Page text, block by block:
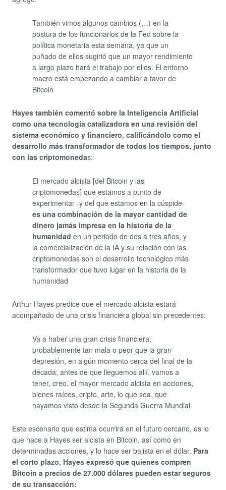
También vimos algunos cambios (…) en la
postura de los funcionarios de la Fed sobre la
política monetaria esta semana, ya que un
puñado de ellos sugirió que un mayor rendimiento
a largo plazo hará el trabajo por ellos. El entorno
macro está empezando a cambiar a favor de
Bitcoin
Hayes también comentó sobre la Inteligencia Artificial
como una tecnología catalizadora en una revisión del
sistema económico y financiero, calificándolo como el
desarrollo más transformador de todos los tiempos, junto
con las criptomonedas:
El mercado alcista [del Bitcoin y las
criptomonedas] que estamos a punto de
experimentar -y del que estamos en la cúspide-
es una combinación de la mayor cantidad de
dinero jamás impresa en la historia de la
humanidad en un periodo de dos a tres años, y
la comercialización de la IA y su relación con las
criptomonedas son el desarrollo tecnológico más
transformador que tuvo lugar en la historia de la
humanidad
Arthur Hayes predice que el mercado alcista estará
acompañado de una crisis financiera global sin precedentes:
Va a haber una gran crisis financiera,
probablemente tan mala o peor que la gran
depresión, en algún momento cerca del final de la
década; antes de que lleguemos allí, vamos a
tener, creo, el mayor mercado alcista en acciones,
bienes raíces, cripto, arte, lo que sea, que
hayamos visto desde la Segunda Guerra Mundial
Este escenario que estima ocurrirá en el futuro cercano, es lo
que hace a Hayes ser alcista en Bitcoin, así como en
determinadas acciones, y lo hace ser bajista en el dólar. Para
el corto plazo, Hayes expresó que quienes compren
Bitcoin a precios de 27.000 dólares pueden estar seguros
de su transacción: